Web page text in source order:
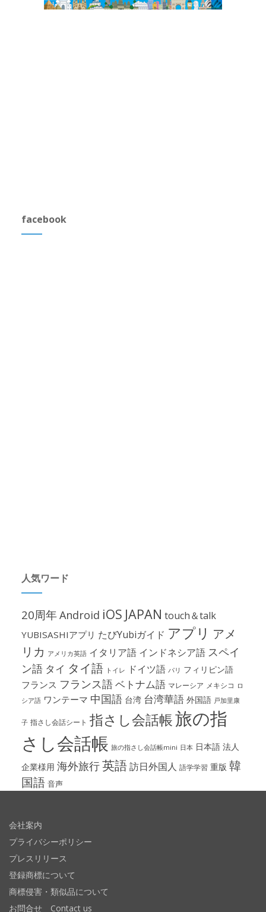
facebook
人気ワード
20周年Android iOS JAPAN touch＆talk
YUBISASHIアプリ たびYubiガイド アプリ アメ
リカ アメリカ英語 イタリア語 インドネシア語 スペイ
ン語 タイ タイ語 トイレ ドイツ語 パリ フィリピン語
フランス フランス語ベトナム語 マレーシア メキシコ ロ
シア語 ワンテーマ 中国語 台湾 台湾華語 外国語 戸加里康
子 指さし会話シート 指さし会話帳旅の指
さし会話帳 旅の指さし会話帳mini 日本 日本語 法人
企業様用 海外旅行英語訪日外国人 語学学習 重版 韓
国語 音声
会社案内
プライバシーポリシー
プレスリリース
登録商標について
商標侵害・類似品について
お問合せ Contact us